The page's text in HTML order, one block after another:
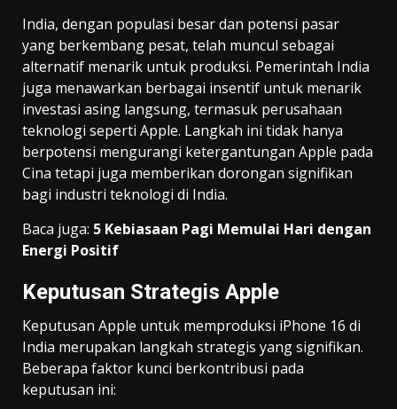
India, dengan populasi besar dan potensi pasar
yang berkembang pesat, telah muncul sebagai
alternatif menarik untuk produksi. Pemerintah India
juga menawarkan berbagai insentif untuk menarik
investasi asing langsung, termasuk perusahaan
teknologi seperti Apple. Langkah ini tidak hanya
berpotensi mengurangi ketergantungan Apple pada
Cina tetapi juga memberikan dorongan signifikan
bagi industri teknologi di India.
Baca juga: 5 Kebiasaan Pagi Memulai Hari dengan
Energi Positif
Keputusan Strategis Apple
Keputusan Apple untuk memproduksi iPhone 16 di
India merupakan langkah strategis yang signifikan.
Beberapa faktor kunci berkontribusi pada
keputusan ini: